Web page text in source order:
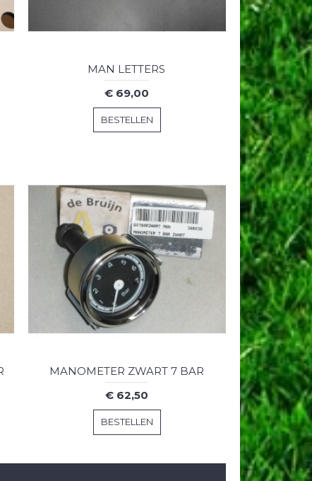
MAN LETTERS
€ 69,00
BESTELLEN
MANOMETER ZWART 7 BAR
€ 62,50
BESTELLEN